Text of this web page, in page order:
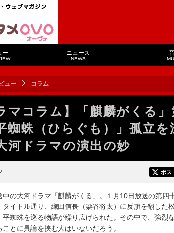
ー ニュース
NEWS
ュー コラム
マコラム】「麒麟がくる
蜘蛛（ひらぐも）」孤立を
河ドラマの演出の妙
ポス
の大河ドラマ「麒麟がくる」。１月10日放送の第四
タイトル通り、織田信長（染谷将太）に反旗を翻した
平蜘蛛を巡る物語が繰り広げられた。その中で、強烈
とに異論を挟む人はいないだろう。